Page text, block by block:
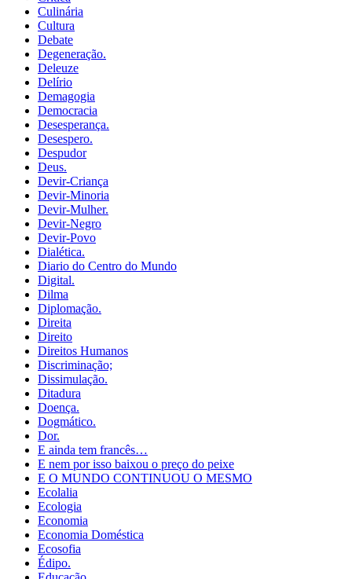
Culinária
Cultura
Debate
Degeneração.
Deleuze
Delírio
Demagogia
Democracia
Desesperança.
Desespero.
Despudor
Deus.
Devir-Criança
Devir-Minoria
Devir-Mulher.
Devir-Negro
Devir-Povo
Dialética.
Diario do Centro do Mundo
Digital.
Dilma
Diplomação.
Direita
Direito
Direitos Humanos
Discriminação;
Dissimulação.
Ditadura
Doença.
Dogmático.
Dor.
E ainda tem francês…
E nem por isso baixou o preço do peixe
E O MUNDO CONTINUOU O MESMO
Ecolalia
Ecologia
Economia
Economia Doméstica
Ecosofia
Édipo.